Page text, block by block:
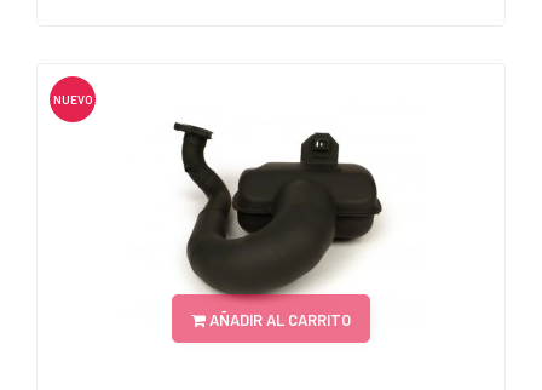
NUEVO
AÑADIR AL CARRITO